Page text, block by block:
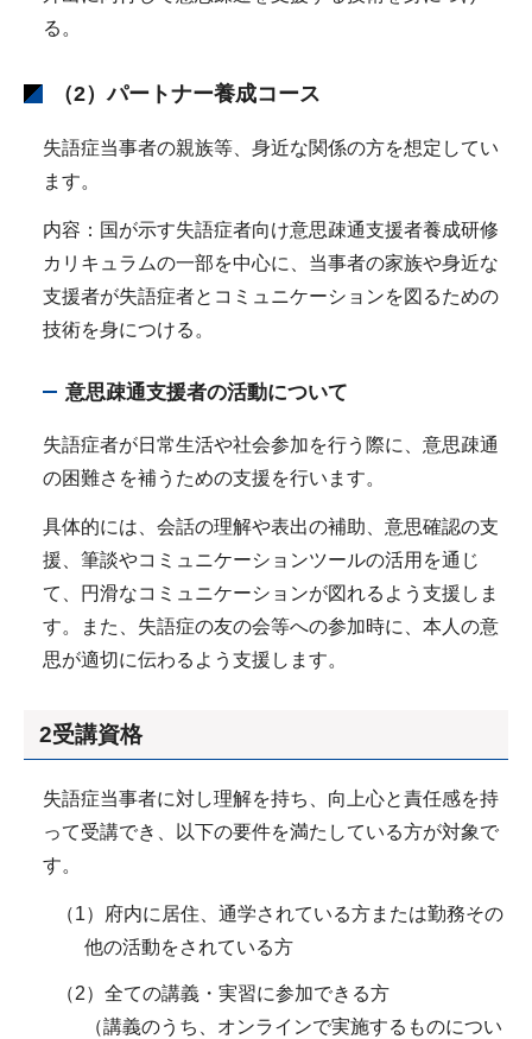
る。
（2）パートナー養成コース
失語症当事者の親族等、身近な関係の方を想定してい
ます。
内容：国が示す失語症者向け意思疎通支援者養成研修
カリキュラムの一部を中心に、当事者の家族や身近な
支援者が失語症者とコミュニケーションを図るための
技術を身につける。
意思疎通支援者の活動について
失語症者が日常生活や社会参加を行う際に、意思疎通
の困難さを補うための支援を行います。
具体的には、会話の理解や表出の補助、意思確認の支
援、筆談やコミュニケーションツールの活用を通じ
て、円滑なコミュニケーションが図れるよう支援しま
す。また、失語症の友の会等への参加時に、本人の意
思が適切に伝わるよう支援します。
2受講資格
失語症当事者に対し理解を持ち、向上心と責任感を持
って受講でき、以下の要件を満たしている方が対象で
す。
（1）府内に居住、通学されている方または勤務その
他の活動をされている方
（2）全ての講義・実習に参加できる方
（講義のうち、オンラインで実施するものについ